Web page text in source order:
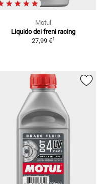
Motul
Liquido dei freni racing
27,99 €1